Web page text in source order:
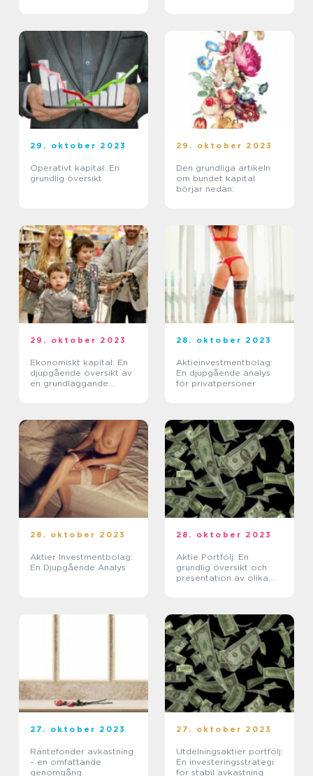
29. oktober 2023
Operativt kapital: En
grundlig översikt
29. oktober 2023
Den grundliga artikeln
om bundet kapital
börjar nedan:
29. oktober 2023
Ekonomiskt kapital: En
djupgående översikt av
en grundläggande
28. oktober 2023
Aktieinvestmentbolag:
En djupgående analys
för privatpersoner
28. oktober 2023
Aktier Investmentbolag:
En Djupgående Analys
28. oktober 2023
Aktie Portfölj: En
grundlig översikt och
presentation av olika
27. oktober 2023
Räntefonder avkastning
– en omfattande
genomgång
27. oktober 2023
Utdelningsaktier portfölj:
En investeringsstrategi
för stabil avkastning